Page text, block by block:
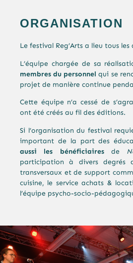
ORGANISATION
Le festival Reg’Arts a lieu tous les
L’équipe chargée de sa
membres du personnel qui se
projet de manière continue
Cette équipe n’a cessé de
ont été créés au fil des éditions.
Si l’organisation du festival
important de la part des
aussi les bénéficiairesde
participation à divers degrés
transversaux et de support
cuisine, le service achats &
l’équipe psycho-socio-